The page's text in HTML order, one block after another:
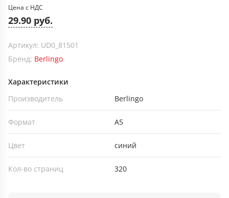
Цена с НДС
29.90 руб.
Артикул: UD0_81501
Бренд: Berlingo
Характеристики
Производитель
Berlingo
Формат А5
Цвет синий
Кол-во страниц 320